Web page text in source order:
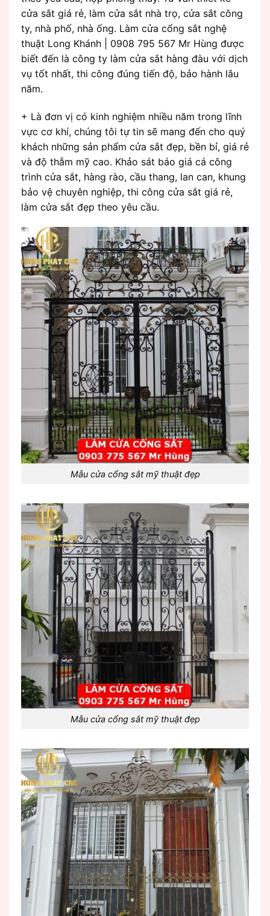
cửa sắt giá rẻ, làm cửa sắt nhà trọ, cửa sắt công
ty, nhà phố, nhà ống. Làm cửa cổng sắt nghệ
thuật Long Khánh | 0908 795 567 Mr Hùng được
biết đến là công ty làm cửa sắt hàng đàu với dịch
vụ tốt nhất, thi công đúng tiến độ, bảo hành lâu
năm.
+ Là đơn vị có kinh nghiệm nhiều năm trong lĩnh
vực cơ khí, chúng tôi tự tin sẽ mang đến cho quý
khách những sản phẩm cửa sắt đẹp, bền bỉ, giá rẻ
và độ thẫm mỹ cao. Khảo sát báo giá cá công
trình cửa sắt, hàng rào, cầu thang, lan can, khung
bảo vệ chuyên nghiệp, thi công cửa sắt giá rẻ,
làm cửa sắt đẹp theo yêu cầu.
Mẫu cửa cổng sắt mỹ thuật đẹp
Mẫu cửa cổng sắt mỹ thuật đẹp